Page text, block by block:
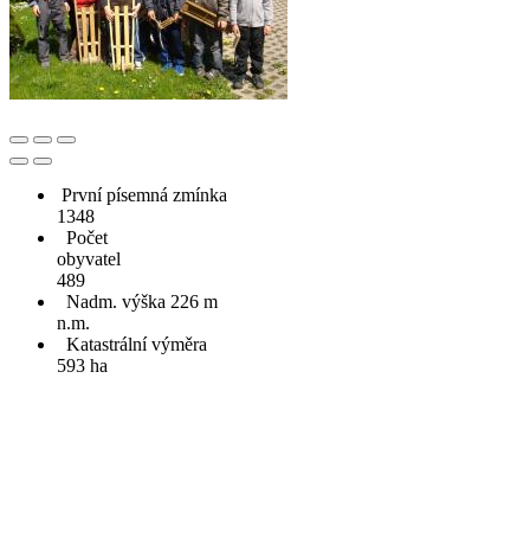
První písemná zmínka
1348
Počet
obyvatel
489
Nadm. výška 226 m
n.m.
Katastrální výměra
593 ha